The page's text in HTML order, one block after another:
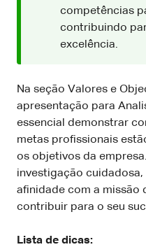
competências
contribuindo
excelência.
Na seção Valores e
apresentação para
essencial demonstrar
metas profissionais
os objetivos da
investigação
afinidade com a missão
contribuir para o seu
Lista de dicas: